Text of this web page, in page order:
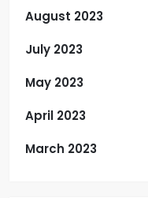
August 2023
July 2023
May 2023
April 2023
March 2023